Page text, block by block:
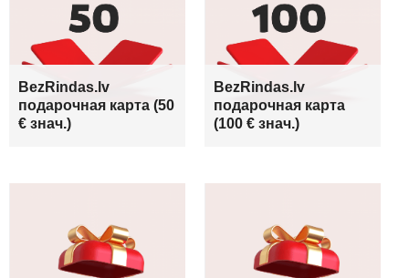
BezRindas.lv
подарочная карта (50
€ знач.)
BezRindas.lv
подарочная карта
(100 € знач.)